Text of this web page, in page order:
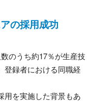
の採用成功
のうち約17％が生産技
登録者における同職経
用を実施した背景もあ